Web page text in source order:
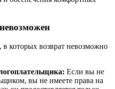
которых возврат невозможно
Если вы не
вы не имеете права на